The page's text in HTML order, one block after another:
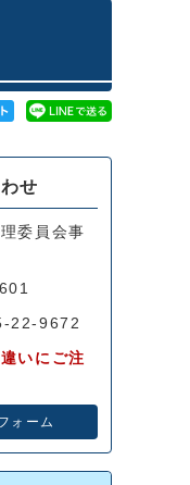
せ
委員会事
22-9672
いにご注
ォーム